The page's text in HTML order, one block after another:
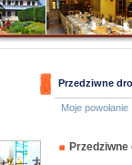
Przedziwne
Moje powołanie
Przedziwne